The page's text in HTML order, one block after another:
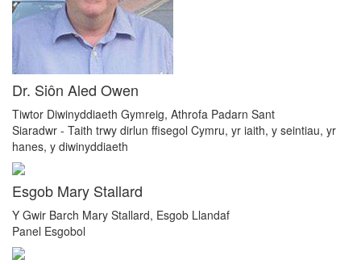
Dr. Siôn Aled Owen
Tiwtor Diwinyddiaeth Gymreig, Athrofa Padarn Sant
Siaradwr - Taith trwy dirlun ffisegol Cymru, yr iaith, y seintiau, yr
hanes, y diwinyddiaeth
Esgob Mary Stallard
Y Gwir Barch Mary Stallard, Esgob Llandaf
Panel Esgobol